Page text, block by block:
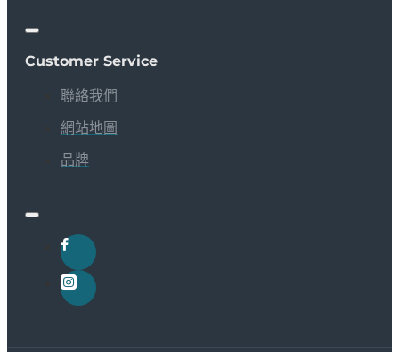
Customer Service
聯絡我們
網站地圖
品牌